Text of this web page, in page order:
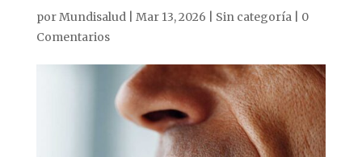
porMundisalud| Mar 13, 2026 Sin categoría| 0
Comentarios